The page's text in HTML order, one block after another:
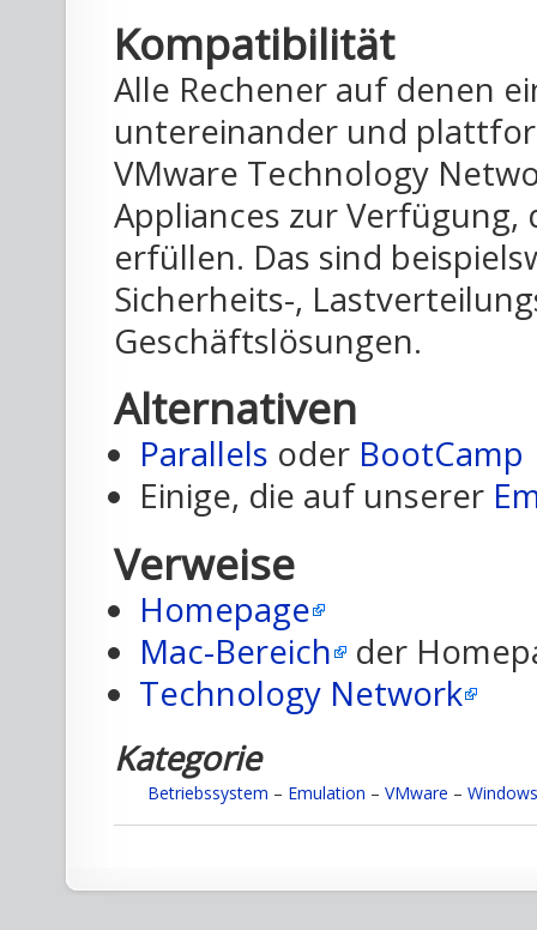
Kompatibilität
Alle Rechener auf denen
untereinander und
VMware Technology
Appliances zur
erfüllen. Das sind
Sicherheits-,
Geschäftslösungen.
Alternativen
Parallels oder BootCamp
Einige, die auf unserer
Verweise
Homepage
Mac-Bereich
der
Technology Network
Kategorie
Betriebssystem – Emulation – VMware – Windows